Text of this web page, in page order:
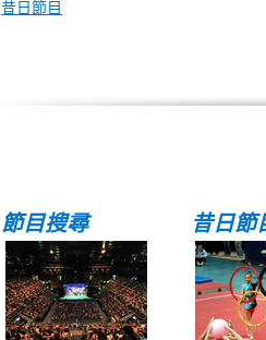
昔日節目
節目搜尋 昔日節